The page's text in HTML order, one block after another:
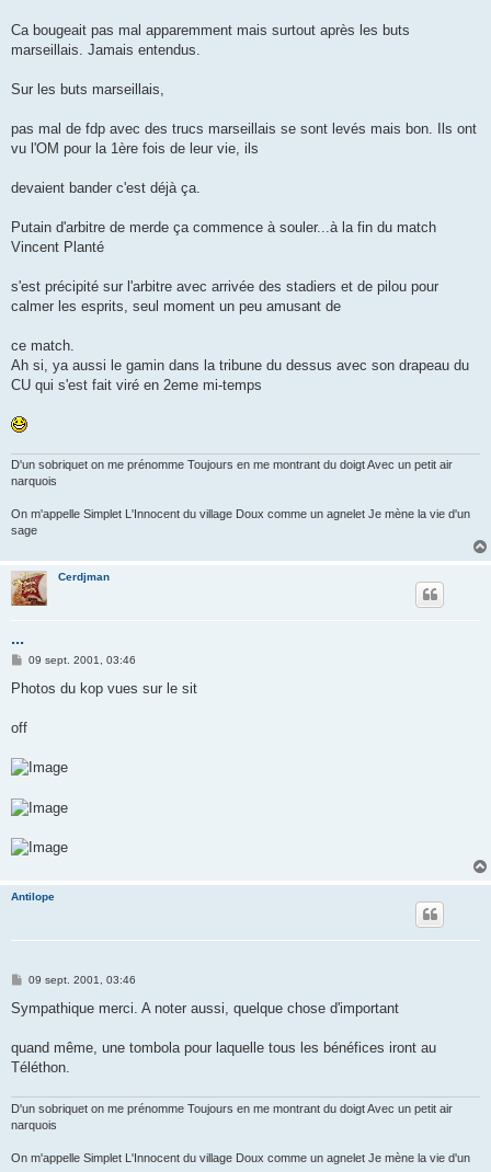
Ca bougeait pas mal apparemment mais surtout après les buts
marseillais. Jamais entendus.
Sur les buts marseillais,
pas mal de fdp avec des trucs marseillais se sont levés mais bon. Ils ont
vu l'OM pour la 1ère fois de leur vie, ils
devaient bander c'est déjà ça.
Putain d'arbitre de merde ça commence à souler...à la fin du match
Vincent Planté
s'est précipité sur l'arbitre avec arrivée des stadiers et de pilou pour
calmer les esprits, seul moment un peu amusant de
ce match.
Ah si, ya aussi le gamin dans la tribune du dessus avec son drapeau du
CU qui s'est fait viré en 2eme mi-temps
D'un sobriquet on me prénomme Toujours en me montrant du doigt Avec un petit air
narquois
On m'appelle Simplet L'Innocent du village Doux comme un agnelet Je mène la vie d'un
sage
Cerdjman
...
M
s
g
09 sept. 2001, 03:46
Photos du kop vues sur le sit
off
Antilope
M
s
s
g
09 sept. 2001, 03:46
Sympathique merci. A noter aussi, quelque chose d'important
quand même, une tombola pour laquelle tous les bénéfices iront au
Téléthon.
D'un sobriquet on me prénomme Toujours en me montrant du doigt Avec un petit air
narquois
On m'appelle Simplet L'Innocent du village Doux comme un agnelet Je mène la vie d'un